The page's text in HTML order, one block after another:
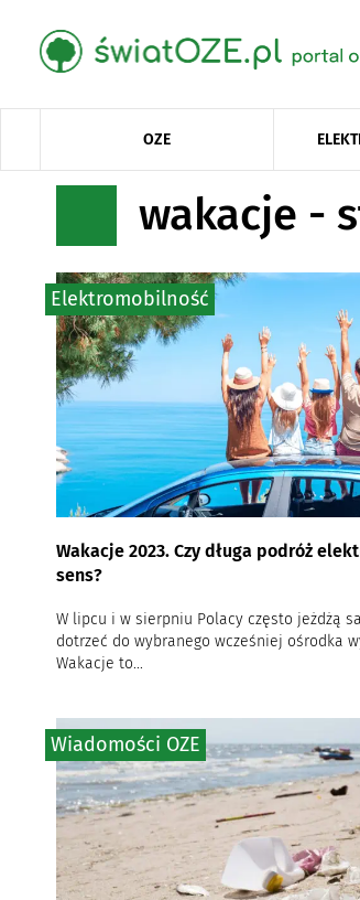
OZE
wakacje -
Wakacje 2023. Czy długa podróż
sens?
W lipcu i w sierpniu Polacy często jeżdżą
dotrzeć do wybranego wcześniej ośrodka
Wakacje to...
Elektromobilność
Wiadomości OZE